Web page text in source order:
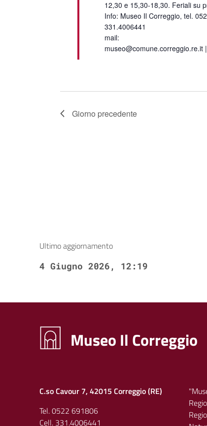
12,30 e 15,30-18,30. Feriali su
Info: Museo Il Correggio, tel.
331.4006441
mail:
museo@comune.correggio.re.it
Giorno precedente
Ultimo aggiornamento
4 Giugno 2026, 12:19
Museo Il Correggio
C.so Cavour 7, 42015 Correggio (RE)
Tel. 0522 691806
Cell. 331.4006441